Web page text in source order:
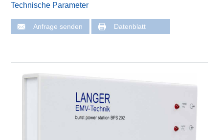
Technische Parameter
Anfrage senden Datenblatt